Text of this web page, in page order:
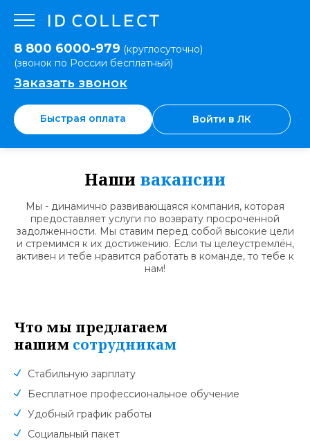
8 800 6000-979 (круглосуточно)
(звонок по России бесплатный)
Заказать звонок
Быстрая оплата Войти в ЛК
Наши вакансии
Мы - динамично развивающаяся компания, которая
предоставляет услуги по возврату просроченной
задолженности. Мы ставим перед собой высокие цели
и стремимся к их достижению. Если ты целеустремлён,
активен и тебе нравится работать в команде, то тебе к
нам!
Что мы предлагаем
нашим сотрудникам
Стабильную зарплату
Бесплатное профессиональное обучение
Удобный график работы
Социальный пакет